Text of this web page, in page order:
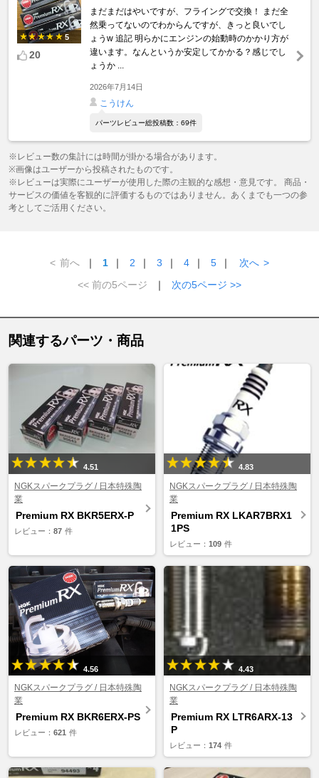
5
20
まだまだはやいですが、フライングで交換！ まだ全
然乗ってないのでわからんですが、きっと良いでし
ょうw 追記 明らかにエンジンの始動時のかかり方が
違います。なんというか安定してかかる？感じでし
ょうか ...
2026年7月14日
こうけん
パーツレビュー総投稿数：69件
※レビュー数の集計には時間が掛かる場合があります。
※画像はユーザーから投稿されたものです。
※レビューは実際にユーザーが使用した際の主観的な感想・意見です。 商品・
サービスの価値を客観的に評価するものではありません。あくまでも一つの参
考としてご活用ください。
< 前へ ｜ 1 ｜ 2 ｜ 3 ｜ 4 ｜ 5 ｜ 次へ >
<< 前の5ページ
｜ 次の5ページ >>
関連するパーツ・商品
4.51
NGKスパークプラグ / 日本特殊陶
業
Premium RX BKR5ERX-P
レビュー： 87 件
4.83
NGKスパークプラグ / 日本特殊陶
業
Premium RX LKAR7BRX1
1PS
レビュー： 109 件
4.56
NGKスパークプラグ / 日本特殊陶
業
Premium RX BKR6ERX-PS
レビュー： 621 件
4.43
NGKスパークプラグ / 日本特殊陶
業
Premium RX LTR6ARX-13
P
レビュー： 174 件